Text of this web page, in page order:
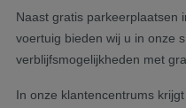
Naast gratis parkeerplaatsen
voertuig bieden wij u in onze
verblijfsmogelijkheden met
In onze klantencentrums